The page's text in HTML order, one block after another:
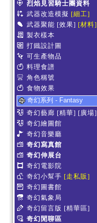
烈焰見習騎士團資料
武器改造模擬 [細工]
武器聚能 [效果] [材料]
製衣樣本
打鐵設計圖
可生產物品
料理食譜
角色稱號
食物效果
奇幻系列 - Fantasy
奇幻藝廊 [精華] [廣場]
奇幻繪圖館
奇幻音樂廳
奇幻寫真館
奇幻伸展台
奇幻電影院
奇幻小幫手 [走私販]
奇幻圖書館
奇幻氣象局
奇幻留言版 [精華區]
奇幻閒聊區